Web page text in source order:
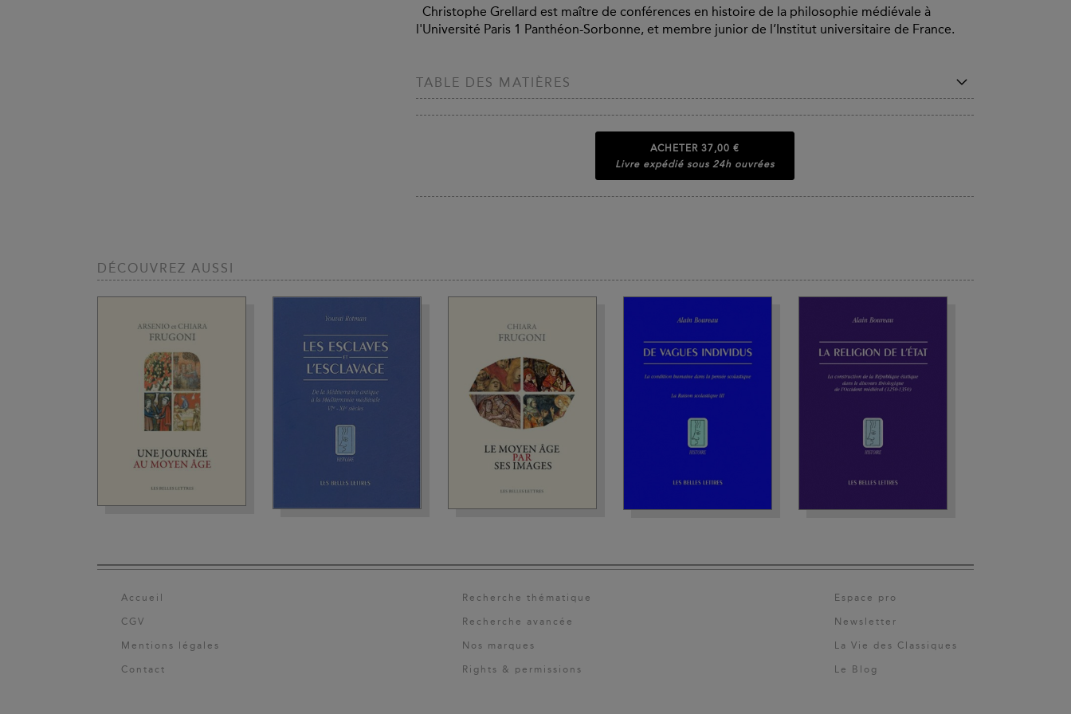
Christophe Grellard est maître de conférences en histoire de la philosophie médiévale à
l'Université Paris 1 Panthéon-Sorbonne, et membre junior de l’Institut universitaire de France.
TABLE DES MATIÈRES
ACHETER 37,00 €
Livre expédié sous 24h ouvrées
DÉCOUVREZ AUSSI
Accueil
CGV
Mentions légales
Contact
Recherche thématique
Recherche avancée
Nos marques
Rights & permissions
Espace pro
Newsletter
La Vie des Classiques
Le Blog